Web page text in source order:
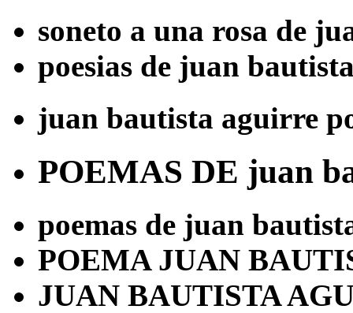
soneto a una rosa de
poesias de juan
juan bautista aguirre
POEMAS DE juan
poemas de juan
POEMA JUAN
JUAN BAUTISTA